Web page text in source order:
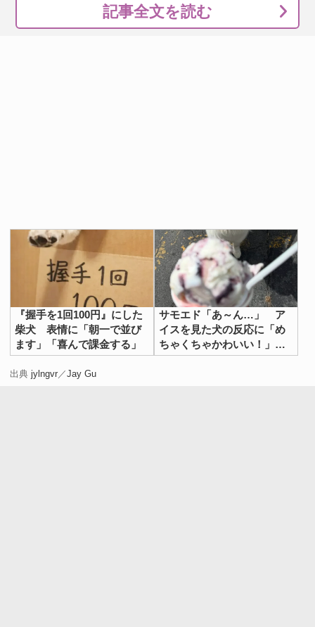
記事全文を読む
『握手を1回100円』にした
柴犬 表情に「朝一で並び
ます」「喜んで課金する」
サモエド「あ～ん…」 ア
イスを見た犬の反応に「め
ちゃくちゃかわいい！」
「一口欲しいよね」
出典 jylngvr ／Jay Gu